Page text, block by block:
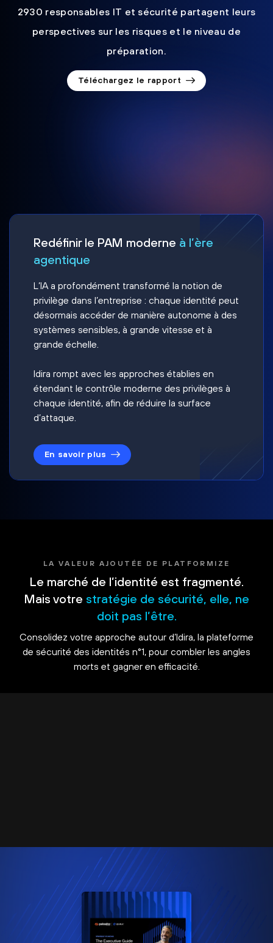
2930 responsables IT et sécurité partagent leurs
perspectives sur les risques et le niveau de
préparation.
Téléchargez le rapport
Redéfinir le PAM moderne à l’ère
agentique
L’IA a profondément transformé la notion de
privilège dans l’entreprise : chaque identité peut
désormais accéder de manière autonome à des
systèmes sensibles, à grande vitesse et à
grande échelle.
Idira rompt avec les approches établies en
étendant le contrôle moderne des privilèges à
chaque identité, afin de réduire la surface
d’attaque.
En savoir plus
LA VALEUR AJOUTÉE DE PLATFORMIZE
Le marché de l’identité est fragmenté.
Mais votre stratégie de sécurité, elle, ne
doit pas l’être.
Consolidez votre approche autour d’Idira, la plateforme
de sécurité des identités n°1, pour combler les angles
morts et gagner en efficacité.